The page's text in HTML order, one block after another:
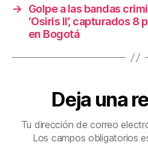
→
Golpe a las bandas
‘Osiris II’, capturados
en Bogotá
Deja una
Tu dirección de correo
Los campos obligatorios